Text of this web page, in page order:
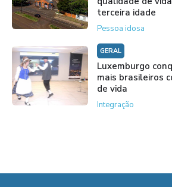
terceira idade
Pessoa idosa
GERAL
Luxemburgo
mais brasileiros
de vida
Integração